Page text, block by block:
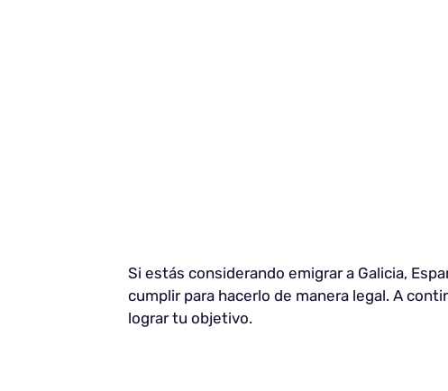
Si estás considerando emigrar a Galicia,
cumplir para hacerlo de manera legal. A
lograr tu objetivo.